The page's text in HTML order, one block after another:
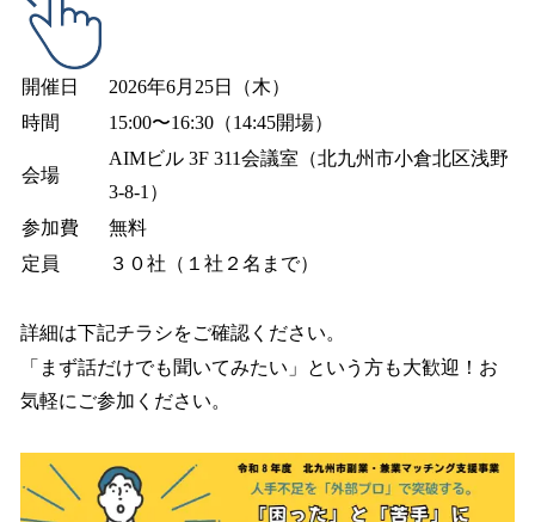
開催日
2026年6月25日（木）
時間
15:00〜16:30（14:45開場）
会場
AIMビル 3F 311会議室（北九州市小倉北区浅野
3‑8‑1）
参加費
無料
定員
３０社（１社２名まで）
詳細は下記チラシをご確認ください。
「まず話だけでも聞いてみたい」という方も大歓迎！お
気軽にご参加ください。